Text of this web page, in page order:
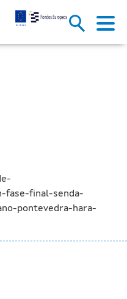
fase final
fase-final-senda-
pontevedra-hara-